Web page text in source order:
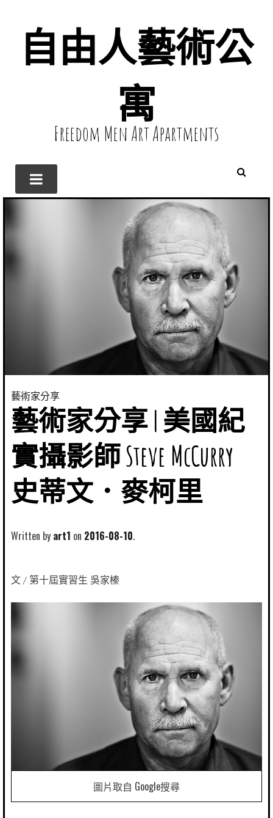
自由人藝術公
寓
Freedom Men Art Apartments
藝術家分享
藝術家分享 | 美國紀
實攝影師 Steve McCurry
史蒂文．麥柯里
Written by art1 2016-08-10
文 / 第十屆實習生 吳家榛
圖片取自 Google搜尋